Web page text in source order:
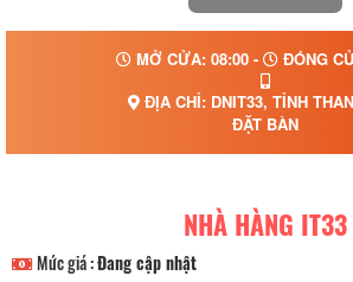
MỞ CỬA: 08:00 -
ĐÓNG
ĐỊA CHỈ: DNIT33, TỈNH
ĐẶT BÀN
NHÀ HÀNG IT33
Mức giá :Đang cập nhật